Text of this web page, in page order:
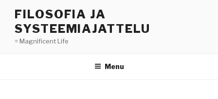
content
FILOSOFIA JA
SYSTEEMIAJATTELU
= Magnificent Life
Menu